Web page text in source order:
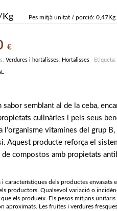
Kg Pes mitjà unitat / porció: 0,47Kg
€
Verdures i hortalisses, Hortalisses Etiqueta:
sabor semblant al de la ceba,
culinàries i pels seus
l’organisme vitamines del grup
Aquest producte reforça el
de compostos amb propietats
i característiques dels productes envasats
productors. Qualsevol variació o
els produeix. Els pesos mitjans
aproximats. Les fruites i verdures